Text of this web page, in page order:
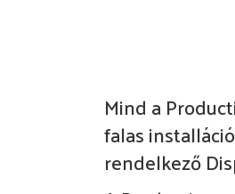
Mind a
falas
rendelkező